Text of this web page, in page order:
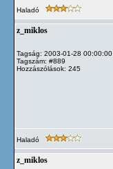
Haladó
z_miklos
Tagság: 2003-01-28 00:00:00
Tagszám: #889
Hozzászólások: 245
Haladó
z_miklos